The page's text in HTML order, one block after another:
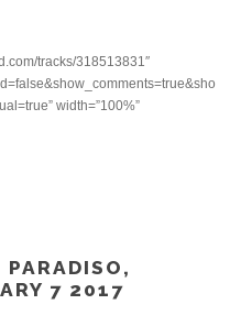
tracks/318513831″
width=”100%”
PARADISO,
7 2017